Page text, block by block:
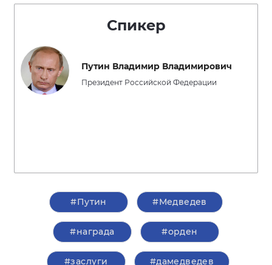
Спикер
Путин Владимир Владимирович
Президент Российской Федерации
#Путин #Медведев
#награда #орден
#заслуги #дамедведев